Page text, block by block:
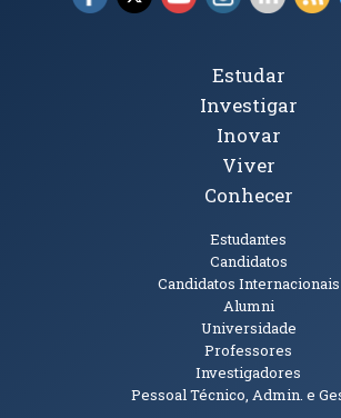
Tópicos Principais
Estudar
Investigar
Inovar
Viver
Conhecer
Estudantes
Candidatos
Candidatos Internacionais
Alumni
Universidade
Professores
Investigadores
Pessoal Técnico, Admin. e